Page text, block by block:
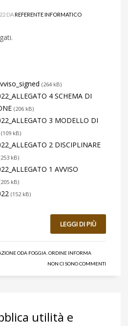
DAREFERENTE INFORMATICO
(264 kB)
4 SCHEMA DI
(206 kB)
3 MODELLO DI
(109 kB)
2 DISCIPLINARE
kB)
1 AVVISO
kB)
(152 kB)
LEGGI DI PIÙ
ODA FOGGIA ORDINE INFORMA
NON CI SONO COMMENTI
utilità e